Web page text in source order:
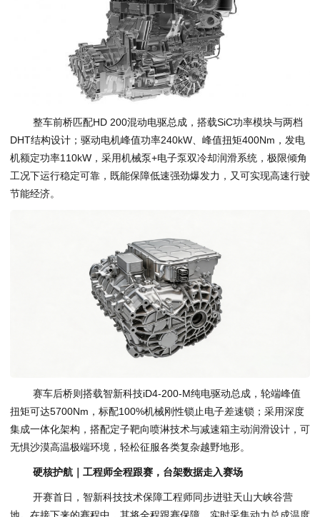
整车前桥匹配HD 200混动电驱总成，搭载SiC功率模块与两档
DHT结构设计；驱动电机峰值功率240kW、峰值扭矩400Nm，发电
机额定功率110kW，采用机械泵+电子泵双冷却润滑系统，极限倾角
工况下运行稳定可靠，既能保障低速强劲爆发力，又可实现高速行驶
节能经济。
赛车后桥则搭载智新科技iD4-200-M纯电驱动总成，轮端峰值
扭矩可达5700Nm，标配100%机械刚性锁止电子差速锁；采用深度
集成一体化架构，搭配定子靶向喷淋技术与减速箱主动润滑设计，可
无惧沙漠高温极端环境，轻松征服各类复杂越野地形。
硬核护航｜工程师全程跟赛，台架数据走入赛场
开赛首日，智新科技技术保障工程师同步进驻天山大峡谷营
地。在接下来的赛程中，其将全程跟赛保障，实时采集动力总成温度